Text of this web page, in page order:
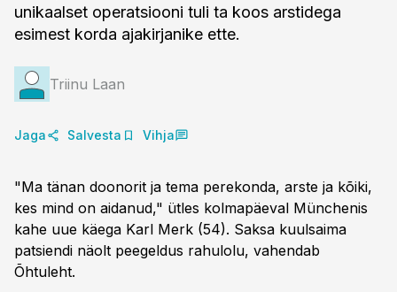
unikaalset operatsiooni tuli ta koos arstidega
esimest korda ajakirjanike ette.
Triinu Laan
Jaga Salvesta Vihja
"Ma tänan doonorit ja tema perekonda, arste ja kõiki,
kes mind on aidanud," ütles kolmapäeval Münchenis
kahe uue käega Karl Merk (54). Saksa kuulsaima
patsiendi näolt peegeldus rahulolu, vahendab
Õhtuleht.